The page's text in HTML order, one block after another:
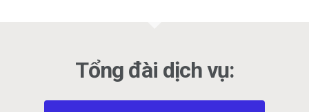
Tổng đài dịch vụ: